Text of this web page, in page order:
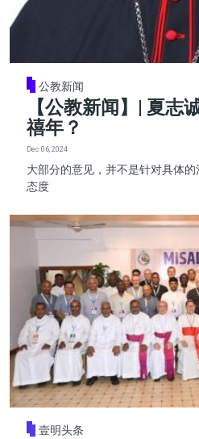
公教新闻
【公教新闻】| 夏志
禧年？
Dec 06, 2024
大部分的意见，并不是针对具体
态度
壹明头条